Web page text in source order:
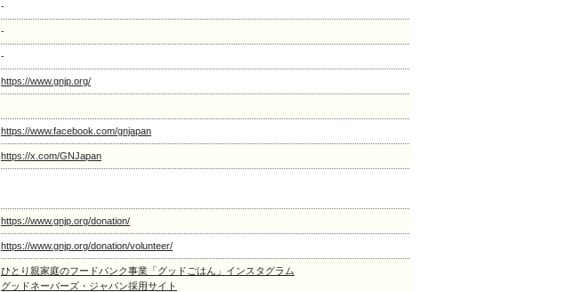
-
-
-
https://www.gnjp.org/
https://www.facebook.com/gnjapan
https://x.com/GNJapan
https://www.gnjp.org/donation/
https://www.gnjp.org/donation/volunteer/
ひとり親家庭のフードバンク事業「グッドごはん」インスタグラム
グッドネーバーズ・ジャパン採用サイト